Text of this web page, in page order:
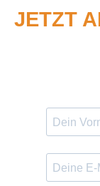
JETZT